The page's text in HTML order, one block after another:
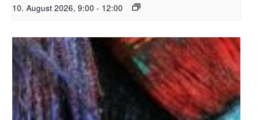
10. August 2026, 9:00 - 12:00